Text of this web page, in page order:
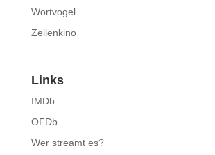
Wortvogel
Zeilenkino
Links
IMDb
OFDb
Wer streamt es?